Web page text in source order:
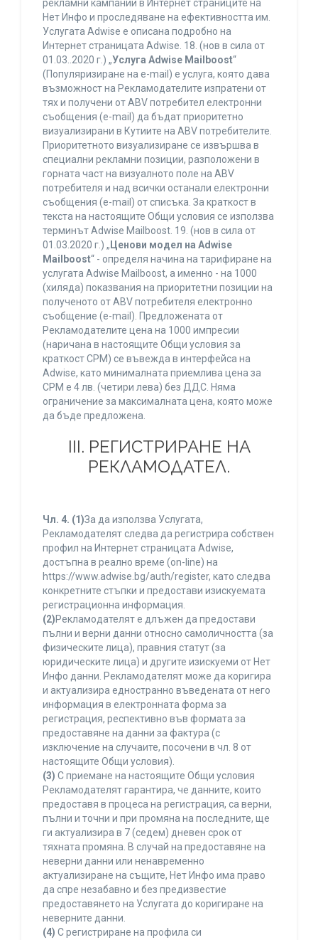
рекламни кампании в Интернет страниците на
Нет Инфо и проследяване на ефективността им.
Услугата Adwise е описана подробно на
Интернет страницата Adwise. 18. (нов в сила от
01.03..2020 г.) „Услуга Adwise Mailboost“
(Популяризиране на e-mail) е услуга, която дава
възможност на Рекламодателите изпратени от
тях и получени от ABV потребител електронни
съобщения (e-mail) да бъдат приоритетно
визуализирани в Кутиите на ABV потребителите.
Приоритетното визуализиране се извършва в
специални рекламни позиции, разположени в
горната част на визуалното поле на ABV
потребителя и над всички останали електронни
съобщения (e-mail) от списъка. За краткост в
текста на настоящите Общи условия се използва
терминът Adwise Mailboost. 19. (нов в сила от
01.03.2020 г.) „ Ценови модел на Adwise
Mailboost“ - определя начина на тарифиране на
услугата Adwise Mailboost, а именно - на 1000
(хиляда) показвания на приоритетни позиции на
полученото от ABV потребителя електронно
съобщение (e-mail). Предложената от
Рекламодателите цена на 1000 импресии
(наричана в настоящите Общи условия за
краткост CPM) се въвежда в интерфейса на
Adwise, като минималната приемлива цена за
CPM е 4 лв. (четири лева) без ДДС. Няма
ограничение за максималната цена, която може
да бъде предложена.
ІІІ. РЕГИСТРИРАНЕ НА
РЕКЛАМОДАТЕЛ.
Чл. 4. (1)За да използва Услугата,
Рекламодателят следва да регистрира собствен
профил на Интернет страницата Adwise,
достъпна в реално време (on-line) на
https://www.adwise.bg/auth/register, като следва
конкретните стъпки и предостави изискуемата
регистрационна информация.
(2)Рекламодателят е длъжен да предостави
пълни и верни данни относно самоличността (за
физическите лица), правния статут (за
юридическите лица) и другите изискуеми от Нет
Инфо данни. Рекламодателят може да коригира
и актуализира едностранно въведената от него
информация в електронната форма за
регистрация, респективно във формата за
предоставяне на данни за фактура (с
изключение на случаите, посочени в чл. 8 от
настоящите Общи условия).
(3) С приемане на настоящите Общи условия
Рекламодателят гарантира, че данните, които
предоставя в процеса на регистрация, са верни,
пълни и точни и при промяна на последните, ще
ги актуализира в 7 (седем) дневен срок от
тяхната промяна. В случай на предоставяне на
неверни данни или ненавременно
актуализиране на същите, Нет Инфо има право
да спре незабавно и без предизвестие
предоставянето на Услугата до коригиране на
неверните данни.
(4) С регистриране на профила си